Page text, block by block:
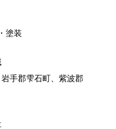
塗装
手郡雫石町、紫波郡